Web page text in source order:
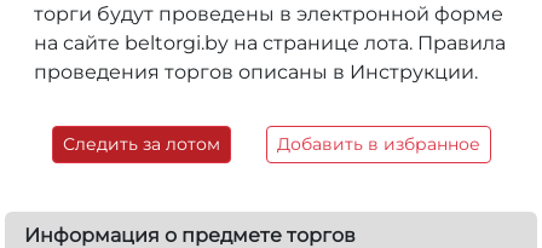
торги будут проведены в электронной форме
на сайте beltorgi.by на странице лота. Правила
проведения торгов описаны в Инструкции.
Следить за лотом Добавить в избранное
Информация о предмете торгов